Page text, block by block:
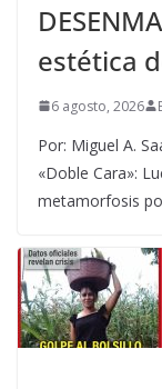
estética
6 agosto, 2026
Por: Miguel A.
«Doble Cara»:
metamorfosis